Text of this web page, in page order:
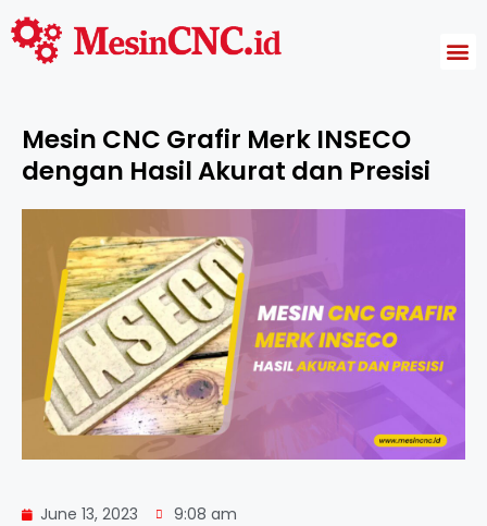
Mesin CNC Grafir Merk INSECO
dengan Hasil Akurat dan Presisi
June 13, 2023 9:08 am